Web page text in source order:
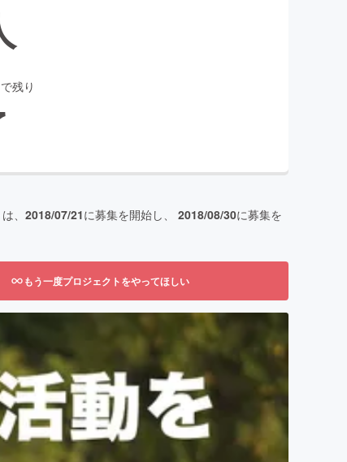
残り
、 2018/07/21に募集を開始し、 2018/08/30に募集を
もう一度プロジェクトをやってほしい